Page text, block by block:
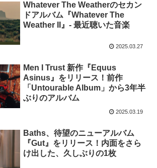
Whatever The Weatherのセカン
ドアルバム『Whatever The
Weather II』- 最近聴いた音楽
2025.03.27
Men I Trust 新作『Equus
Asinus』をリリース！前作
「Untourable Album」から3年半
ぶりのアルバム
2025.03.19
Baths、待望のニューアルバム
『Gut』をリリース！内面をさら
け出した、久しぶりの1枚